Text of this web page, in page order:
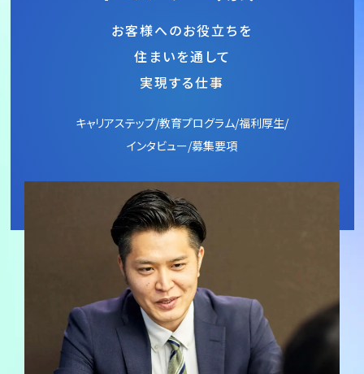
お客様へのお役立ちを
住まいを通して
実現する仕事
キャリアステップ/教育プログラム/福利厚生/
インタビュー/募集要項